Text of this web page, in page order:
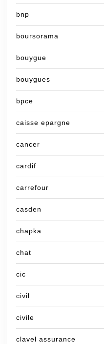
bnp
boursorama
bouygue
bouygues
bpce
caisse epargne
cancer
cardif
carrefour
casden
chapka
chat
cic
civil
civile
clavel assurance